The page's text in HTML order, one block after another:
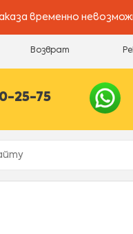
временно
Возврат
25-75